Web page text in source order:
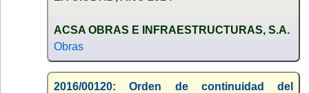
ACSA OBRAS E INFRAESTRUCTURAS, S.A.
Obras
2016/00120: Orden de continuidad del